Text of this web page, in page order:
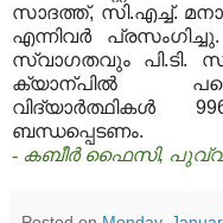
സാദത്ത്, സി.എച്ച്.
എന്നിവര്‍ പ്രസംഗിച്ചു
സ്വാഗതവും പി.ടി.
ക്യാന്പില്‍
വിദ്യാര്‍ത്ഥികള്‍
ബന്ധപ്പെടണം.
- കബീര്‍ ഫൈസി,